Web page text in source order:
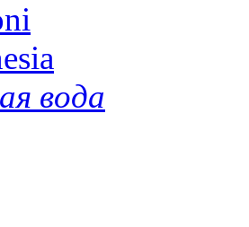
вода